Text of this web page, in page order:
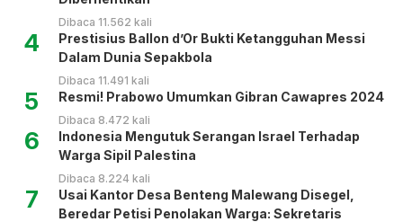
Dibaca 11.562 kali
4
Prestisius Ballon d’Or Bukti Ketangguhan Messi
Dalam Dunia Sepakbola
Dibaca 11.491 kali
5 Resmi! Prabowo Umumkan Gibran Cawapres 2024
Dibaca 8.472 kali
6
Indonesia Mengutuk Serangan Israel Terhadap
Warga Sipil Palestina
Dibaca 8.224 kali
7
Usai Kantor Desa Benteng Malewang Disegel,
Beredar Petisi Penolakan Warga: Sekretaris